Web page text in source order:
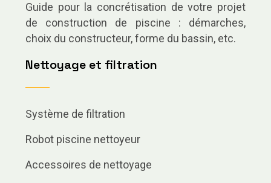
Guide pour la concrétisation de votre projet
de construction de piscine : démarches,
choix du constructeur, forme du bassin, etc.
Nettoyage et filtration
Système de filtration
Robot piscine nettoyeur
Accessoires de nettoyage